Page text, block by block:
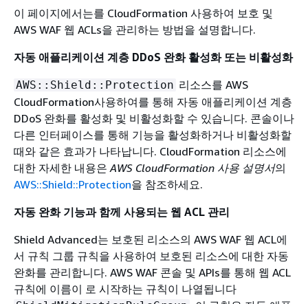
이 페이지에서는를 CloudFormation 사용하여 보호 및
AWS WAF 웹 ACLs을 관리하는 방법을 설명합니다.
자동 애플리케이션 계층 DDoS 완화 활성화 또는 비활성화
AWS::Shield::Protection 리소스를 AWS
CloudFormation사용하여를 통해 자동 애플리케이션 계층
DDoS 완화를 활성화 및 비활성화할 수 있습니다. 콘솔이나
다른 인터페이스를 통해 기능을 활성화하거나 비활성화할
때와 같은 효과가 나타납니다. CloudFormation 리소스에
대한 자세한 내용은AWS CloudFormation 사용 설명서의
AWS::Shield::Protection을 참조하세요.
자동 완화 기능과 함께 사용되는 웹 ACL 관리
Shield Advanced는 보호된 리소스의 AWS WAF 웹 ACL에
서 규칙 그룹 규칙을 사용하여 보호된 리소스에 대한 자동
완화를 관리합니다. AWS WAF 콘솔 및 APIs를 통해 웹 ACL
규칙에 이름이 로 시작하는 규칙이 나열됩니다